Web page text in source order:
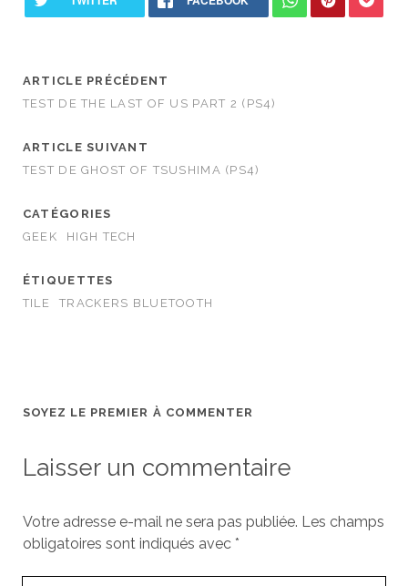
ARTICLE PRÉCÉDENT
TEST DE THE LAST OF US PART 2 (PS4)
ARTICLE SUIVANT
TEST DE GHOST OF TSUSHIMA (PS4)
CATÉGORIES
GEEK
HIGH TECH
ÉTIQUETTES
TILE
TRACKERS BLUETOOTH
SOYEZ LE PREMIER À COMMENTER
Laisser un commentaire
Votre adresse e-mail ne sera pas publiée. Les champs
obligatoires sont indiqués avec *